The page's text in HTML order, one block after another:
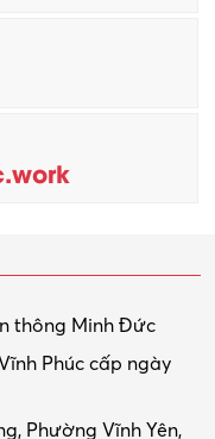
thông Minh Đức
Phúc cấp ngày
Phường Vĩnh Yên,